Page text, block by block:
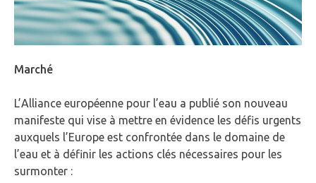
Marché
L’Alliance européenne pour l’eau a publié son nouveau
manifeste qui vise à mettre en évidence les défis urgents
auxquels l’Europe est confrontée dans le domaine de
l’eau et à définir les actions clés nécessaires pour les
surmonter :